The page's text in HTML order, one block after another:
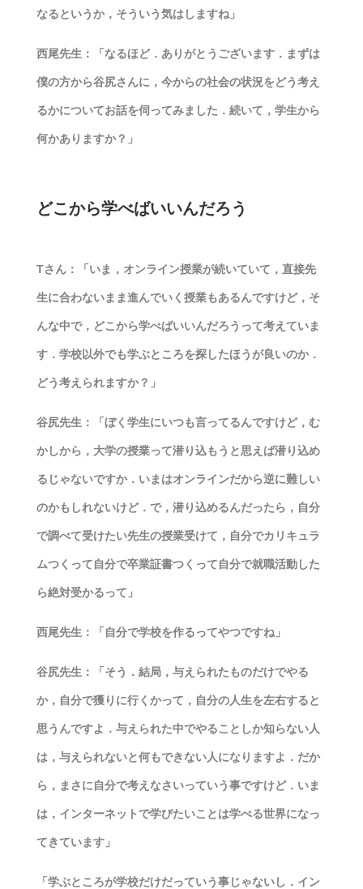
なるというか，そういう気はしますね」
西尾先生：「なるほど．ありがとうございます．まずは
僕の方から谷尻さんに，今からの社会の状況をどう考え
るかについてお話を伺ってみました．続いて，学生から
何かありますか？」
どこから学べばいいんだろう
Tさん：「いま，オンライン授業が続いていて，直接先
生に合わないまま進んでいく授業もあるんですけど，そ
んな中で，どこから学べばいいんだろうって考えていま
す．学校以外でも学ぶところを探したほうが良いのか．
どう考えられますか？」
谷尻先生：「ぼく学生にいつも言ってるんですけど，む
かしから，大学の授業って潜り込もうと思えば潜り込め
るじゃないですか．いまはオンラインだから逆に難しい
のかもしれないけど．で，潜り込めるんだったら，自分
で調べて受けたい先生の授業受けて，自分でカリキュラ
ムつくって自分で卒業証書つくって自分で就職活動した
ら絶対受かるって」
西尾先生：「自分で学校を作るってやつですね」
谷尻先生：「そう．結局，与えられたものだけでやる
か，自分で獲りに行くかって，自分の人生を左右すると
思うんですよ．与えられた中でやることしか知らない人
は，与えられないと何もできない人になりますよ．だか
ら，まさに自分で考えなさいっていう事ですけど．いま
は，インターネットで学びたいことは学べる世界になっ
てきています」
「学ぶところが学校だけだっていう事じゃないし．イン